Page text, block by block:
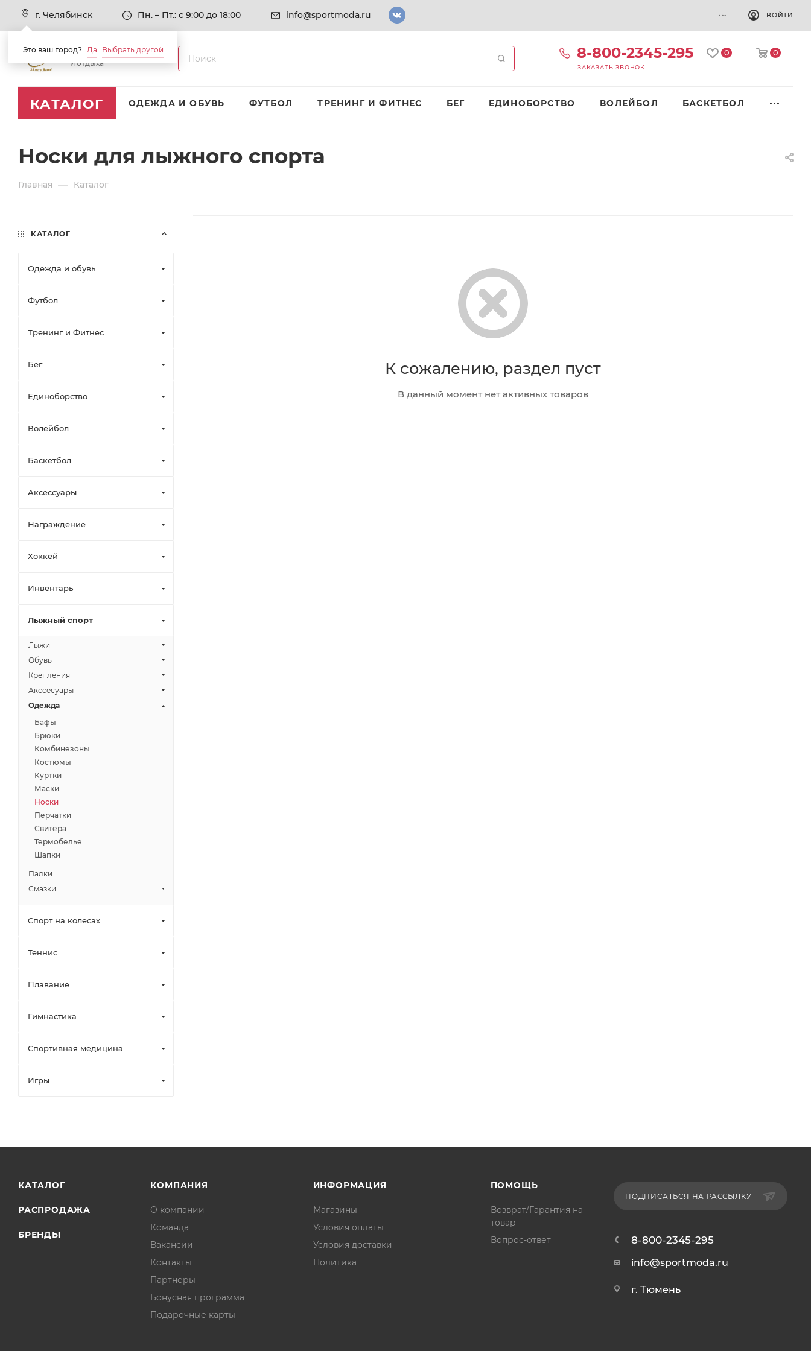
г. Челябинск
Это ваш город? Да Выбрать другой
Пн. – Пт.: с 9:00 до 18:00 info@sportmoda.ru ... ВОЙТИ
Товары для спорта
и отдыха
8-800-2345-295
ЗАКАЗАТЬ ЗВОНОК
0 0
КАТАЛОГ ОДЕЖДА И ОБУВЬ ФУТБОЛ ТРЕНИНГ И ФИТНЕС БЕГ ЕДИНОБОРСТВО ВОЛЕЙБОЛ БАСКЕТБОЛ
Носки для лыжного спорта
Главная — Каталог
К сожалению, раздел пуст
В данный момент нет активных товаров
КАТАЛОГ
Одежда и обувь
Футбол
Тренинг и Фитнес
Бег
Единоборство
Волейбол
Баскетбол
Аксессуары
Награждение
Хоккей
Инвентарь
Лыжный спорт
Лыжи
Обувь
Крепления
Акссесуары
Одежда
Бафы
Брюки
Комбинезоны
Костюмы
Куртки
Маски
Носки
Перчатки
Свитера
Термобелье
Шапки
Палки
Смазки
Спорт на колесах
Теннис
Плавание
Гимнастика
Спортивная медицина
Игры
КАТАЛОГ
РАСПРОДАЖА
БРЕНДЫ
КОМПАНИЯ
О компании
Команда
Вакансии
Контакты
Партнеры
Бонусная программа
Подарочные карты
ИНФОРМАЦИЯ
Магазины
Условия оплаты
Условия доставки
Политика
ПОМОЩЬ
Возврат/Гарантия на
товар
Вопрос-ответ
ПОДПИСАТЬСЯ НА РАССЫЛКУ
8-800-2345-295
info@sportmoda.ru
г. Тюмень